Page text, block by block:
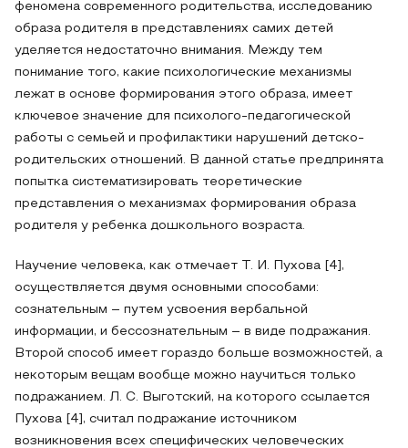
феномена современного родительства, исследованию
образа родителя в представлениях самих детей
уделяется недостаточно внимания. Между тем
понимание того, какие психологические механизмы
лежат в основе формирования этого образа, имеет
ключевое значение для психолого-педагогической
работы с семьей и профилактики нарушений детско-
родительских отношений. В данной статье предпринята
попытка систематизировать теоретические
представления о механизмах формирования образа
родителя у ребенка дошкольного возраста.
Научение человека, как отмечает Т. И. Пухова [4],
осуществляется двумя основными способами:
сознательным – путем усвоения вербальной
информации, и бессознательным – в виде подражания.
Второй способ имеет гораздо больше возможностей, а
некоторым вещам вообще можно научиться только
подражанием. Л. С. Выготский, на которого ссылается
Пухова [4], считал подражание источником
возникновения всех специфических человеческих